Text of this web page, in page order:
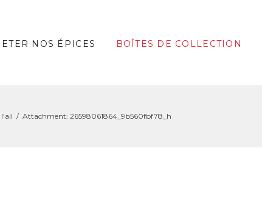
NOS ÉPICES BOÎTES DE COLLECTION
l'ail Attachment: 26598061864_9b560fbf78_h